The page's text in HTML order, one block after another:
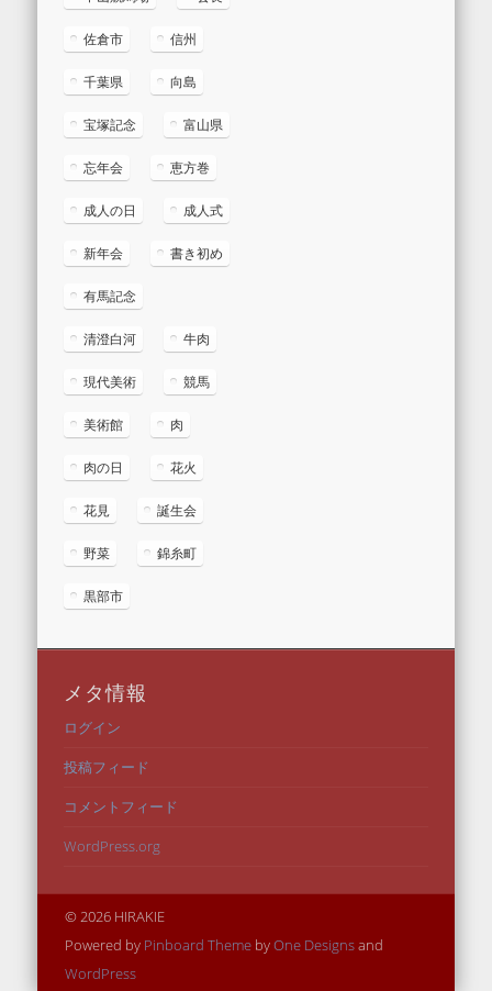
佐倉市 信州
千葉県 向島
宝塚記念 富山県
忘年会 恵方巻
成人の日 成人式
新年会 書き初め
有馬記念
清澄白河 牛肉
現代美術 競馬
美術館 肉
肉の日 花火
花見 誕生会
野菜 錦糸町
黒部市
メタ情報
ログイン
投稿フィード
コメントフィード
WordPress.org
© 2026 HIRAKIE
Powered by Pinboard ThemebyOne Designsand
WordPress